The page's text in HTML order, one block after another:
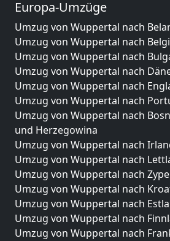
Europa-Umzüge
Umzug von Wuppertal nach
Umzug von Wuppertal nach
Umzug von Wuppertal nach
Umzug von Wuppertal nach
Umzug von Wuppertal nach
Umzug von Wuppertal nach
Umzug von Wuppertal nach
und Herzegowina
Umzug von Wuppertal nach
Umzug von Wuppertal nach
Umzug von Wuppertal nach
Umzug von Wuppertal nach
Umzug von Wuppertal nach
Umzug von Wuppertal nach
Umzug von Wuppertal nach